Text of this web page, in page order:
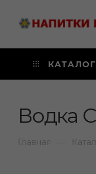
КАТАЛОГ
Водка
Главная